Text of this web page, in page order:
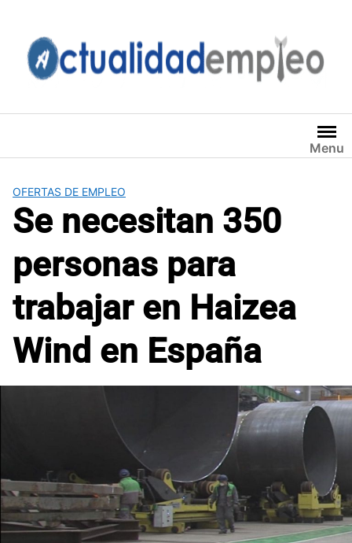
contenido
Menu
OFERTAS DE EMPLEO
Se necesitan 350
personas para
trabajar en Haizea
Wind en España